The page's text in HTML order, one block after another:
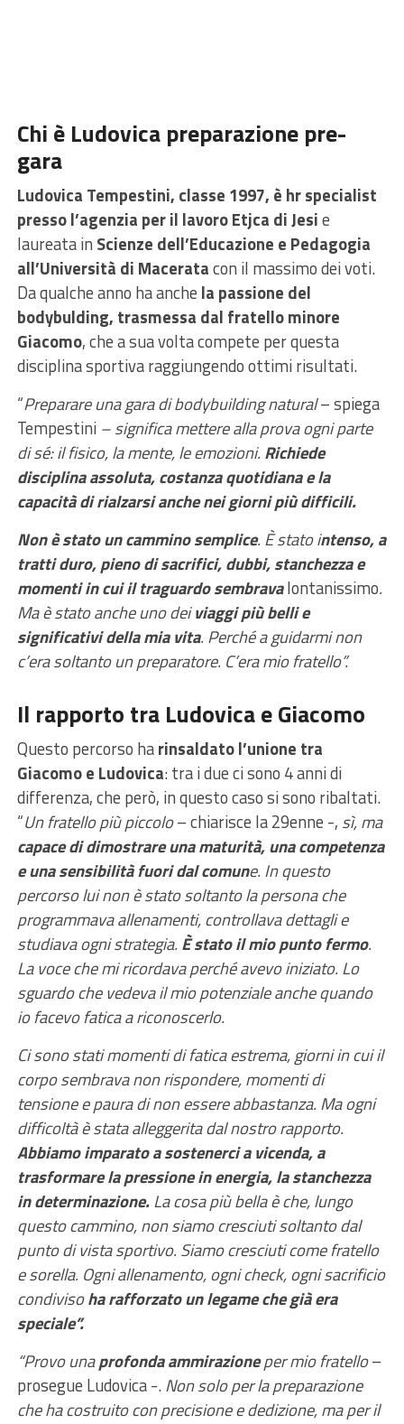
Chi è Ludovica preparazione pre-
gara
Ludovica Tempestini, classe 1997, è hr specialist
presso l’agenzia per il lavoro Etjca di Jesie
laureata in Scienze dell’Educazione e Pedagogia
all’Università di Maceratacon il massimo dei voti.
Da qualche anno ha anche la passione del
bodybulding, trasmessa dal fratello minore
Giacomo, che a sua volta compete per questa
disciplina sportiva raggiungendo ottimi risultati.
“Preparare una gara di bodybuilding natural– spiega
Tempestini – significa mettere alla prova ogni parte
di sé: il fisico, la mente, le emozioni. Richiede
disciplina assoluta, costanza quotidiana e la
capacità di rialzarsi anche nei giorni più difficili.
Non è stato un cammino semplice. È stato intenso, a
tratti duro, pieno di sacrifici, dubbi, stanchezza e
momenti in cui il traguardo sembravalontanissimo.
Ma è stato anche uno deiviaggi più belli e
significativi della mia vita. Perché a guidarmi non
c’era soltanto un preparatore. C’era mio fratello”.
Il rapporto tra Ludovica e Giacomo
Questo percorso harinsaldato l’unione tra
Giacomo e Ludovica: tra i due ci sono 4 anni di
differenza, che però, in questo caso si sono ribaltati.
“Un fratello più piccolo– chiarisce la 29enne -, sì, ma
capace di dimostrare una maturità, una competenza
e una sensibilità fuori dal comune. In questo
percorso lui non è stato soltanto la persona che
programmava allenamenti, controllava dettagli e
studiava ogni strategia. È stato il mio punto fermo.
La voce che mi ricordava perché avevo iniziato. Lo
sguardo che vedeva il mio potenziale anche quando
io facevo fatica a riconoscerlo.
Ci sono stati momenti di fatica estrema, giorni in cui il
corpo sembrava non rispondere, momenti di
tensione e paura di non essere abbastanza. Ma ogni
difficoltà è stata alleggerita dal nostro rapporto.
Abbiamo imparato a sostenerci a vicenda, a
trasformare la pressione in energia, la stanchezza
in determinazione.La cosa più bella è che, lungo
questo cammino, non siamo cresciuti soltanto dal
punto di vista sportivo. Siamo cresciuti come fratello
e sorella. Ogni allenamento, ogni check, ogni sacrificio
condivisoha rafforzato un legame che già era
speciale”.
“Provo unaprofonda ammirazioneper mio fratello–
prosegue Ludovica -.Non solo per la preparazione
che ha costruito con precisione e dedizione, ma per il